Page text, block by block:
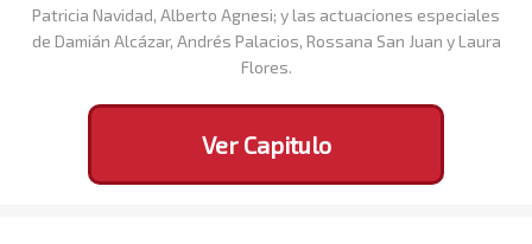
Patricia Navidad, Alberto Agnesi; y las actuaciones especiales
de Damián Alcázar, Andrés Palacios, Rossana San Juan y Laura
Flores.
Ver Capitulo